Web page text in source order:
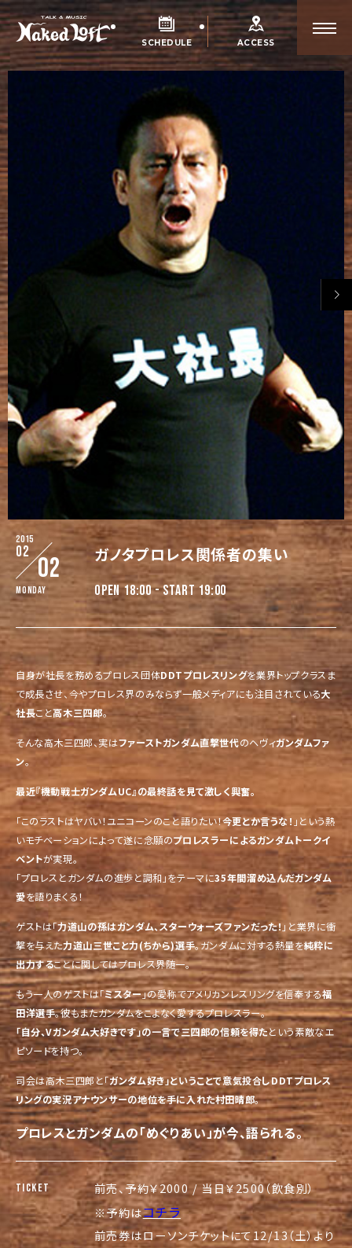
SCHEDULE ACCESS
2015
02
02
Monday
ガノタプロレス関係者の集い
OPEN 18:00 - START 19:00
自身が社長を務めるプロレス団体DDTプロレスリングを業界トップクラスま
で成長させ、今やプロレス界のみならず一般メディアにも注目されている大
社長こと高木三四郎。
そんな高木三四郎、実はファーストガンダム直撃世代のヘヴィガンダムファ
ン。
最近『機動戦士ガンダムUC』の最終話を見て激しく興奮。
「このラストはヤバい！ユニコーンのこと語りたい！今更とか言うな！ 」という熱
いモチベーションによって遂に念願のプロレスラーによるガンダムトークイ
ベントが実現。
「プロレスとガンダムの進歩と調和」をテーマに35年間溜め込んだガンダム
愛を語りまくる！
ゲストは「力道山の孫はガンダム、スターウォーズファンだった！ 」と業界に衝
撃を与えた力道山三世こと力(ちから)選手。ガンダムに対する熱量を純粋に
出力することに関してはプロレス界随一。
もう一人のゲストは「ミスター」の愛称でアメリカンレスリングを信奉する福
田洋選手。彼もまたガンダムをこよなく愛するプロレスラー。
「自分、Vガンダム大好きです」の一言で三四郎の信頼を得たという素敵なエ
ピソードを持つ。
司会は高木三四郎と「ガンダム好き」ということで意気投合しDDTプロレス
リングの実況アナウンサーの地位を手に入れた村田晴郎。
プロレスとガンダムの「めぐりあい」が今、語られる。
TICKET
前売、予約￥2000 / 当日￥2500（飲食別）
※予約はコチラ
前売券はローソンチケットにて12/13（土）より